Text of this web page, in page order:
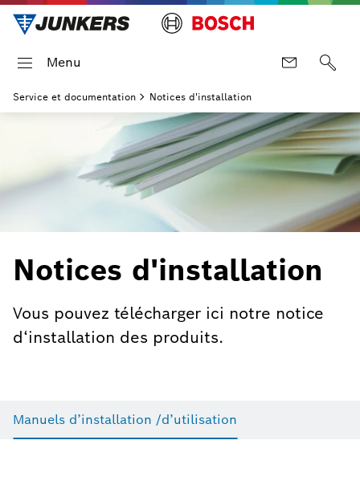
Menu
Service et documentation Notices d'installation
Notices d'installation
Vous pouvez télécharger ici notre notice
d‘installation des produits.
Manuels d’installation /d’utilisation